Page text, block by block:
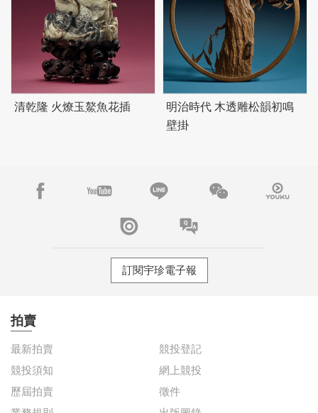
清乾隆 火燎玉鰲魚花插
明治時代 木透雕松韻初鳴
壁掛
訂閱宇珍電子報
拍賣
最新拍賣
競投登記
競投須知
網上競投
歷屆拍賣
徵件